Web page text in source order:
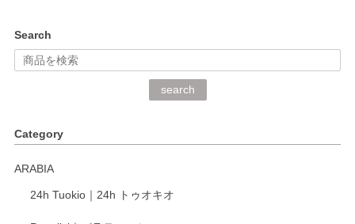
深さや大きさがとてもちょうど良く、手に馴染み、洗いやす
く、他の柄も何枚かこちらで買い、毎食時に使用していま
く交換して下さいました。
がとうございます。 同じシリーズの器を揃えて
Search
search
Category
ARABIA
24h Tuokio｜24h トゥオキオ